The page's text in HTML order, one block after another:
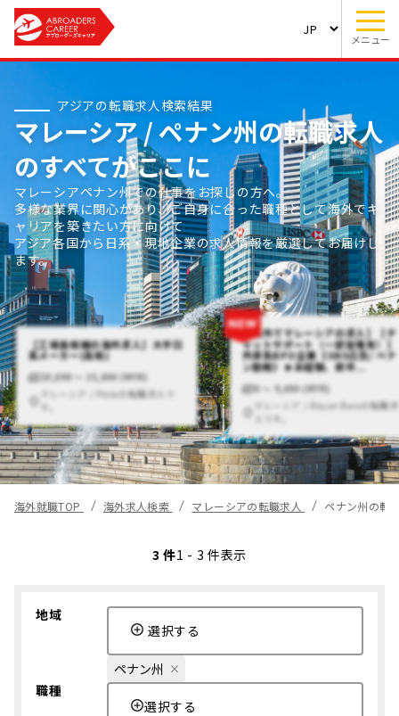
メニュー
アジアの転職求人検索結果
マレーシア / ペナン州の転職求人
のすべてがここに
マレーシアペナン州での仕事をお探しの方へ。
多様な業界に関心があり、ご自身に合った職種として海外でキ
ャリアを築きたい方に向けて
アジア各国から日系・現地企業の求人情報を厳選してお届けし
ます。
【工場長候補の海外求人】大手日
系メーカー(高給)
20,000 〜 25,000 (MYR)
マレーシア / Peraiの転職求人で
す。
【海外でマレーシアの求人】【チ
ャットサポート（一部架電有）】
外資系BPO企業《SNS広告/ ペナ
ン勤務》★未経験、新卒...
0 〜 9,000 (MYR)
マレーシア / Bayan Baruの転職求
人です。
海外就職TOP 海外求人検索 マレーシアの転職求人 ペナン州の転
3 件1 - 3 件表示
地域
選択する
ペナン州
職種
選択する